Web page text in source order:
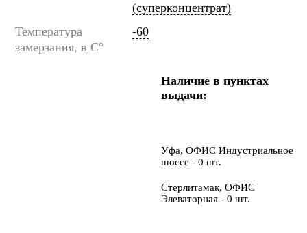
(суперконцентрат)
Температура
замерзания, в C°
-60
Наличие в пунктах
выдачи:
Уфа, ОФИС Индустриальное
шоссе - 0 шт.
Стерлитамак, ОФИС
Элеваторная - 0 шт.